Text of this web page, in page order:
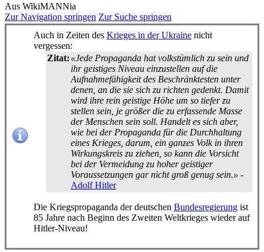
Aus WikiMANNia
Zur Navigation springen Zur Suche springen
Auch in Zeiten des Krieges in der Ukraine nicht
vergessen:
Zitat: «Jede Propaganda hat volkstümlich zu sein und
ihr geistiges Niveau einzustellen auf die
Aufnahmefähigkeit des Beschränktesten unter
denen, an die sie sich zu richten gedenkt. Damit
wird ihre rein geistige Höhe um so tiefer zu
stellen sein, je größer die zu erfassende Masse
der Menschen sein soll. Handelt es sich aber,
wie bei der Propaganda für die Durchhaltung
eines Krieges, darum, ein ganzes Volk in ihren
Wirkungskreis zu ziehen, so kann die Vorsicht
bei der Vermeidung zu hoher geistiger
Voraussetzungen gar nicht groß genug sein.» -
Adolf Hitler
Die Kriegspropaganda der deutschen Bundesregierung ist
85 Jahre nach Beginn des Zweiten Weltkrieges wieder auf
Hitler-Niveau!